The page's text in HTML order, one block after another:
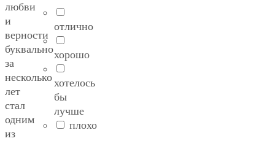
любви
и
верности
буквально
за
несколько
лет
стал
одним
из
отлично
хорошо
хотелось
бы
лучше
плохо